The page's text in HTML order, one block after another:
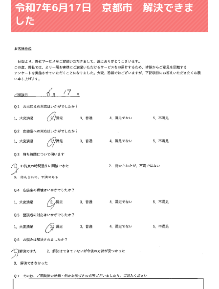
令和7年6月17日 京都市 解決できま
した